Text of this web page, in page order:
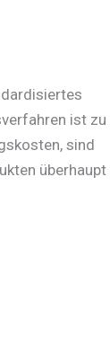
ist zu
sind
überhaupt